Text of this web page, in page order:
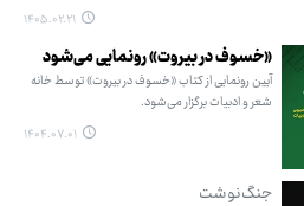
۱۴۰۵.۰۲.۲۱
«خسوف در بیروت» رونمایی می‌شود
آیین رونمایی از کتاب «خسوف در بیروت» توسط خانه
شعر و ادبیات برگزار می‌شود.
۱۴۰۴.۰۷.۰۱
جنگ‌نوشت